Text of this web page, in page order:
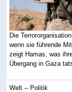
Die
wenn sie führende
zeigt Hamas, was
Übergang in Gaza
Welt -- Politik